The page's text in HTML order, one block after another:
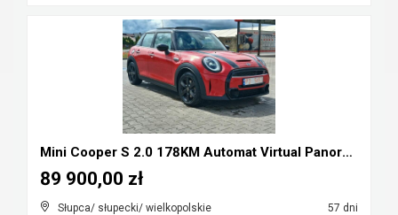
Mini Cooper S 2.0 178KM Automat Virtual Panorama F...
Słupca/ słupecki/ wielkopolskie 57 dni
89 900,00 zł